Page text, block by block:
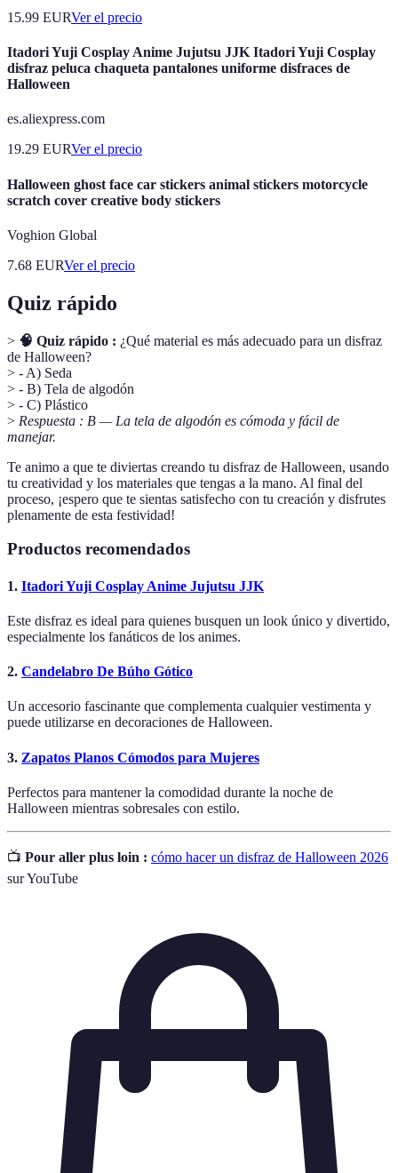
15.99 EURVer el precio
Itadori Yuji Cosplay Anime Jujutsu JJK Itadori Yuji Cosplay
disfraz peluca chaqueta pantalones uniforme disfraces de
Halloween
es.aliexpress.com
19.29 EURVer el precio
Halloween ghost face car stickers animal stickers motorcycle
scratch cover creative body stickers
Voghion Global
7.68 EURVer el precio
Quiz rápido
> 🧠 Quiz rápido : ¿Qué material es más adecuado para un disfraz
de Halloween?
> - A) Seda
> - B) Tela de algodón
> - C) Plástico
> Respuesta : B — La tela de algodón es cómoda y fácil de
manejar.
Te animo a que te diviertas creando tu disfraz de Halloween, usando
tu creatividad y los materiales que tengas a la mano. Al final del
proceso, ¡espero que te sientas satisfecho con tu creación y disfrutes
plenamente de esta festividad!
Productos recomendados
1. Itadori Yuji Cosplay Anime Jujutsu JJK
Este disfraz es ideal para quienes busquen un look único y divertido,
especialmente los fanáticos de los animes.
2. Candelabro De Búho Gótico
Un accesorio fascinante que complementa cualquier vestimenta y
puede utilizarse en decoraciones de Halloween.
3. Zapatos Planos Cómodos para Mujeres
Perfectos para mantener la comodidad durante la noche de
Halloween mientras sobresales con estilo.
📺 Pour aller plus loin : cómo hacer un disfraz de Halloween 2026
sur YouTube